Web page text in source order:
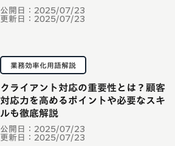
公開日： 2025/07/23
更新日： 2025/07/23
業務効率化用語解説
公開日： 2025/07/23
更新日： 2025/07/23
クライアント対応の重要性とは？顧客
対応力を高めるポイントや必要なスキ
ルも徹底解説